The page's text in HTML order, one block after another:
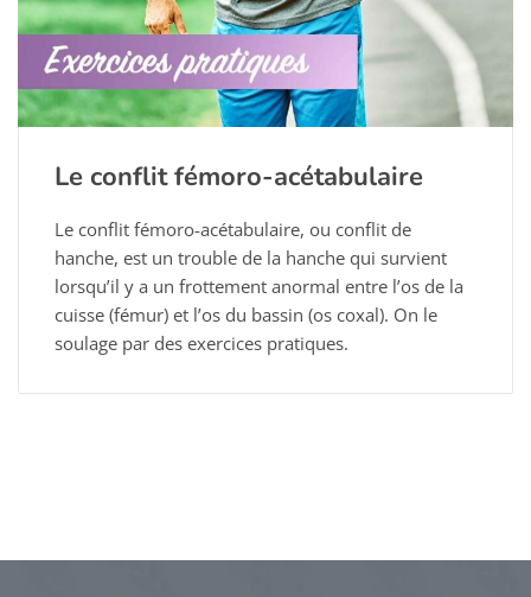
Le conflit fémoro-acétabulaire
Le conflit fémoro-acétabulaire, ou conflit de
hanche, est un trouble de la hanche qui survient
lorsqu’il y a un frottement anormal entre l’os de la
cuisse (fémur) et l’os du bassin (os coxal). On le
soulage par des exercices pratiques.